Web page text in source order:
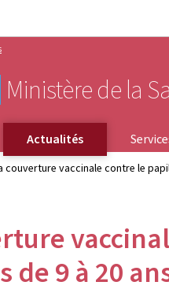
Ministère de la
Actualités
couverture vaccinale contre le
de 9 à 20